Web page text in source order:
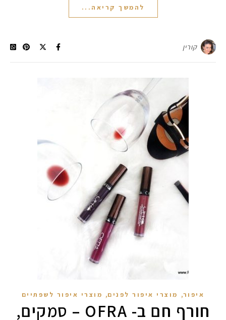
להמשך קריאה...
קורין
איפור, מוצרי איפור לפנים, מוצרי איפור לשפתיים
חורף חם ב- OFRA – סמקים,